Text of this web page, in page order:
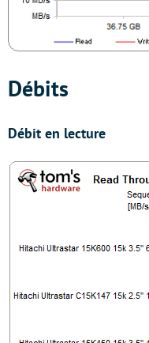
Débits
Débit en lecture